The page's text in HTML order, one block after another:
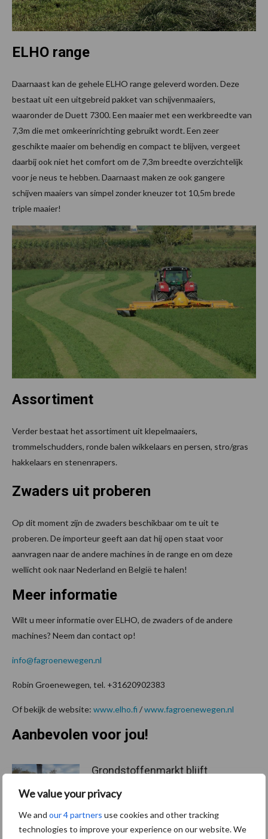
We value your privacy
We and our 4 partners use cookies and other tracking
technologies to improve your experience on our website. We
ELHO range
Daarnaast kan de gehele ELHO range geleverd worden. Deze
bestaat uit een uitgebreid pakket van schijvenmaaiers,
waaronder de Duett 7300. Een maaier met een werkbreedte van
7,3m die met omkeerinrichting gebruikt wordt. Een zeer
geschikte maaier om behendig en compact te blijven, vergeet
daarbij ook niet het comfort om de 7,3m breedte overzichtelijk
voor je neus te hebben. Daarnaast maken ze ook gangere
schijven maaiers van simpel zonder kneuzer tot 10,5m brede
triple maaier!
Assortiment
Verder bestaat het assortiment uit klepelmaaiers,
trommelschudders, ronde balen wikkelaars en persen, stro/gras
hakkelaars en stenenrapers.
Zwaders uit proberen
Op dit moment zijn de zwaders beschikbaar om te uit te
proberen. De importeur geeft aan dat hij open staat voor
aanvragen naar de andere machines in de range en om deze
wellicht ook naar Nederland en België te halen!
Meer informatie
Wilt u meer informatie over ELHO, de zwaders of de andere
machines? Neem dan contact op!
info@fagroenewegen.nl
Robin Groenewegen, tel. +31620902383
Of bekijk de website: www.elho.fi /www.fagroenewegen.nl
Aanbevolen voor jou!
Grondstoffenmarkt blijft
geopolitiek houden handel
in de greep